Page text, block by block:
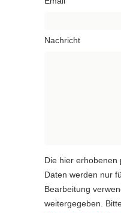
Nachricht
Die hier erhobenen
Daten werden nur
Bearbeitung
weitergegeben.